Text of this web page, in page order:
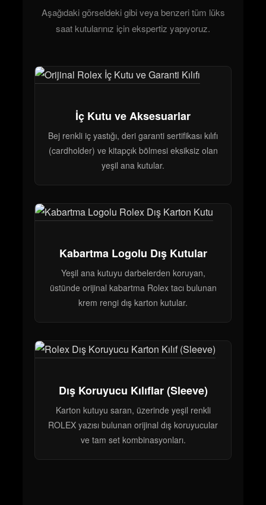
Aşağıdaki görseldeki gibi veya benzeri tüm lüks
saat kutularınız için ekspertiz yapıyoruz.
İç Kutu ve Aksesuarlar
Bej renkli iç yastığı, deri garanti sertifikası kılıfı
(cardholder) ve kitapçık bölmesi eksiksiz olan
yeşil ana kutular.
Kabartma Logolu Dış Kutular
Yeşil ana kutuyu darbelerden koruyan,
üstünde orijinal kabartma Rolex tacı bulunan
krem rengi dış karton kutular.
Dış Koruyucu Kılıflar (Sleeve)
Karton kutuyu saran, üzerinde yeşil renkli
ROLEX yazısı bulunan orijinal dış koruyucular
ve tam set kombinasyonları.